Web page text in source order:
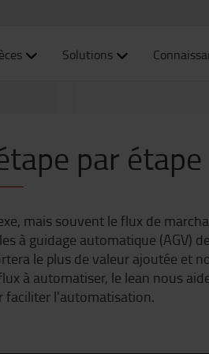
Solutions
par étape
mais souvent le flux de
à guidage automatique (AGV)
le plus de valeur ajoutée et
à automatiser, le lean nous
faciliter l'automatisation.